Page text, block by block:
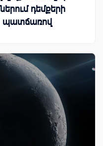
դեմքերի
պատճառով